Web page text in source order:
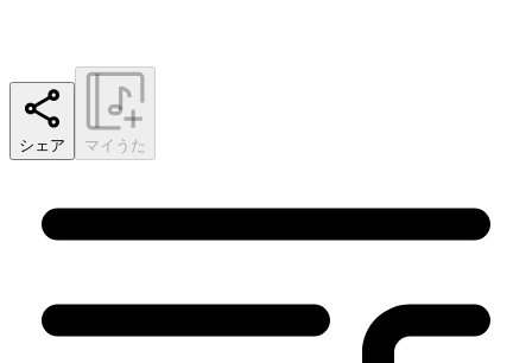
シェア マイうた